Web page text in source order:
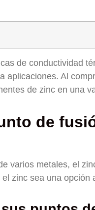
de conductividad
aplicaciones. Al
de zinc en una
de
varios metales, el
zinc sea una